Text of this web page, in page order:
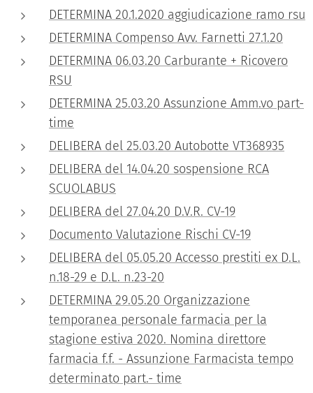
DETERMINA 20.1.2020 aggiudicazione ramo rsu
DETERMINA Compenso Avv. Farnetti 27.1.20
DETERMINA 06.03.20 Carburante + Ricovero
RSU
DETERMINA 25.03.20 Assunzione Amm.vo part-
time
DELIBERA del 25.03.20 Autobotte VT368935
DELIBERA del 14.04.20 sospensione RCA
SCUOLABUS
DELIBERA del 27.04.20 D.V.R. CV-19
Documento Valutazione Rischi CV-19
DELIBERA del 05.05.20 Accesso prestiti ex D.L.
n.18-29 e D.L. n.23-20
DETERMINA 29.05.20 Organizzazione
temporanea personale farmacia per la
stagione estiva 2020. Nomina direttore
farmacia f.f. - Assunzione Farmacista tempo
determinato part.- time